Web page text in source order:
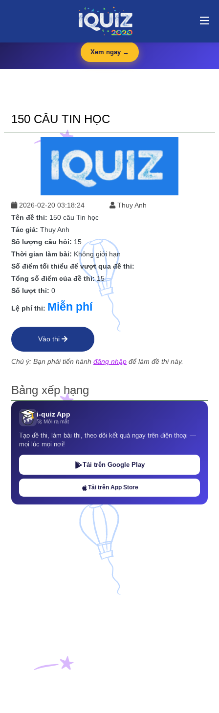
150 câu Tin học | i-quiz.vn@stop article@stop
🛍️
— Văn phòng phẩm, dụng cụ học tập giá tốt
Xem ngay →
150 CÂU TIN HỌC
2026-02-20 03:18:24
Thuy Anh
Tên đề thi: 150 câu Tin học
Tác giả: Thuy Anh
Số lượng câu hỏi: 15
Thời gian làm bài: Không giới hạn
Số điểm tối thiểu để vượt qua đề thi:
Tổng số điểm của đề thi:15
Số lượt thi: 0
Lệ phí thi: Miễn phí
Vào thi
Chú ý: Bạn phải tiến hành đăng nhập để làm đề thi này.
Bảng xếp hạng
i-quiz App
🚀 Mới ra mắt
Tạo đề thi, làm bài thi, theo dõi kết quả ngay trên điện thoại —
mọi lúc mọi nơi!
Tải trên Google Play
Tải trên App Store